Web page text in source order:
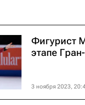
Фигурист
этапе
3 ноября 2023,